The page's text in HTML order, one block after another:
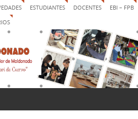
ESTUDIANTES DOCENTES
EBI – FPB